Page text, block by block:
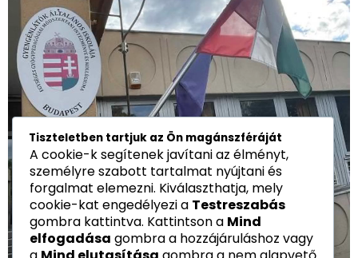
Tiszteletben tartjuk az Ön magánszféráját
A cookie-k segítenek javítani az élményt,
személyre szabott tartalmat nyújtani és
forgalmat elemezni. Kiválaszthatja, mely
cookie-kat engedélyezi a Testreszabás
gombra kattintva. Kattintson a Mind
elfogadása gombra a hozzájáruláshoz vagy